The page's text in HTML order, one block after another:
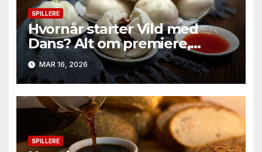
SPILLERE
Hvornår starter Vild med
Dans? Alt om premiere,
deltagere og sæsonens
største twists
MAR 16, 2026
SPILLERE